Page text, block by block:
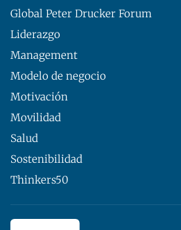
Global Peter Drucker Forum
Liderazgo
Management
Modelo de negocio
Motivación
Movilidad
Salud
Sostenibilidad
Thinkers50